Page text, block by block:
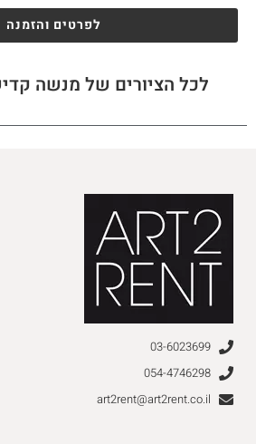
לפרטים והזמנה
לכל הציורים של מנשה
03-6023699
054-4746298
art2rent@art2rent.co.il